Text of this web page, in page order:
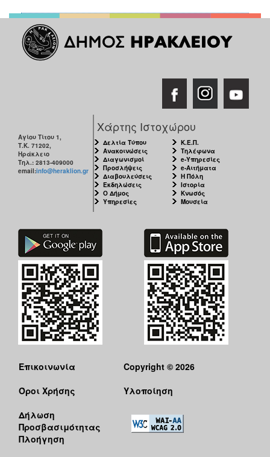
Αγίου Τίτου 1,
Τ.Κ. 71202,
Ηράκλειο
Τηλ.: 2813-409000
email:info@heraklion.gr
Χάρτης Ιστοχώρου
Δελτία Τύπου
Ανακοινώσεις
Διαγωνισμοί
Προσλήψεις
Διαβουλεύσεις
Εκδηλώσεις
Ο Δήμος
Υπηρεσίες
Κ.Ε.Π.
Τηλέφωνα
e-Υπηρεσίες
e-Αιτήματα
Η Πόλη
Ιστορία
Κνωσός
Μουσεία
Επικοινωνία
Όροι Χρήσης
Δήλωση
Προσβασιμότητας
Πλοήγηση
Copyright © 2026
Υλοποίηση